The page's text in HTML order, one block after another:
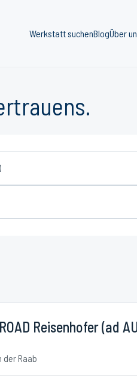
Werkstatt suchenBlogÜber
Reisenhofer (ad
der Raab